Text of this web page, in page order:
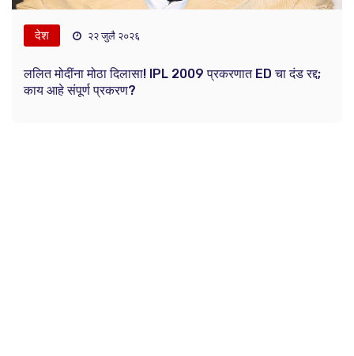
देश २२ जुलै २०२६
ललित मोदींना मोठा दिलासा! IPL 2009 प्रकरणात ED चा दंड रद्द;
काय आहे संपूर्ण प्रकरण?